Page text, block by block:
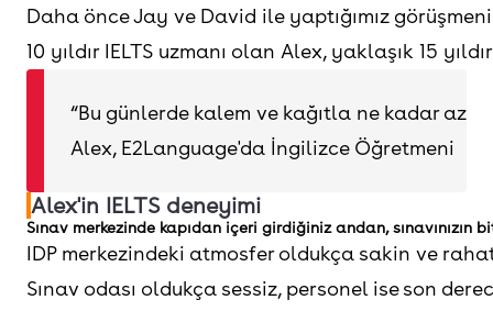
Daha önce Jay ve David ile yaptığımız
10 yıldır IELTS uzmanı olan Alex, yaklaşık 15
“Bu günlerde kalem ve kağıtla ne kadar az
Alex, E2Language'da İngilizce Öğretmeni
Alex'in IELTS deneyimi
Sınav merkezinde kapıdan içeri girdiğiniz andan,
IDP merkezindeki atmosfer oldukça sakin ve
Sınav odası oldukça sessiz, personel ise son